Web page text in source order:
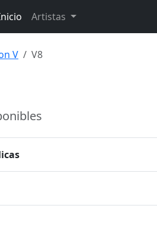
Artistas
V V8